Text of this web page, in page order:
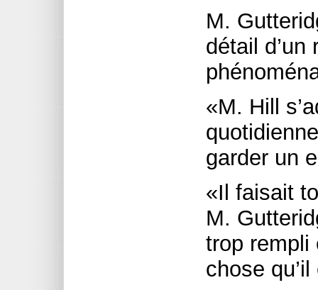
M.
détail
«M. Hill
garder un
«Il faisait
M.
trop rempli
chose